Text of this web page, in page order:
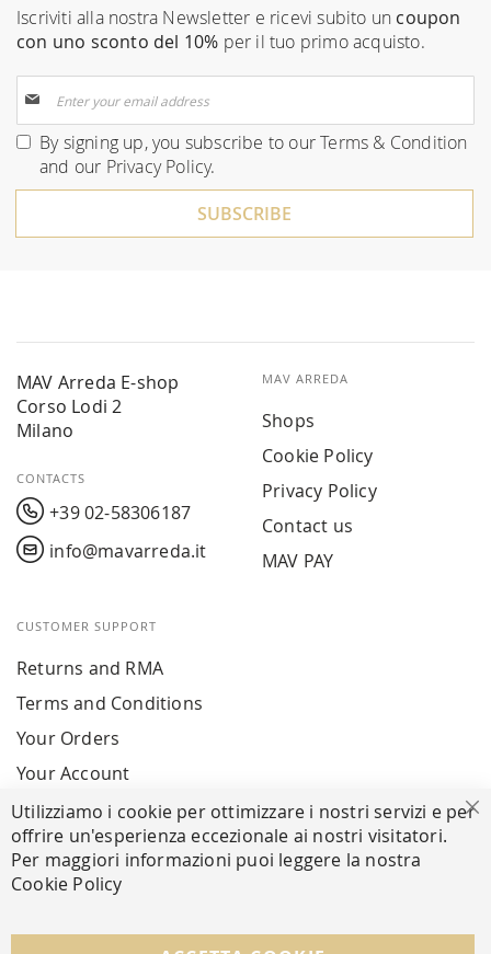
Iscriviti alla nostra Newsletter e ricevi subito un coupon
con uno sconto del 10% per il tuo primo acquisto.
Up
for
Our
By signing up, you subscribe to ourTerms & Condition
and our Privacy Policy.
SUBSCRIBE
MAV Arreda E-shop
Corso Lodi 2
Milano
CONTACTS
+39 02-58306187
info@mavarreda.it
MAV ARREDA
Shops
Cookie Policy
Privacy Policy
Contact us
MAV PAY
CUSTOMER SUPPORT
Returns and RMA
Terms and Conditions
Your Orders
Your Account
SECURE PAYMENTS
FOLLOW US ON SOCIAL MEDIA
Utilizziamo i cookie per ottimizzare i nostri servizi e per
offrire un'esperienza eccezionale ai nostri visitatori.
Per maggiori informazioni puoi leggere la nostra
Cookie Policy